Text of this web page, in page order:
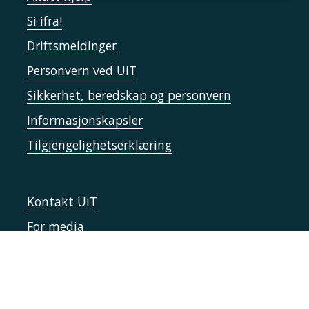
Si ifra!
Driftsmeldinger
Personvern ved UiT
Sikkerhet, beredskap og personvern
Informasjonskapsler
Tilgjengelighetserklæring
Kontakt UiT
For media